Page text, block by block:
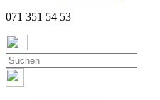
071 351 54 53